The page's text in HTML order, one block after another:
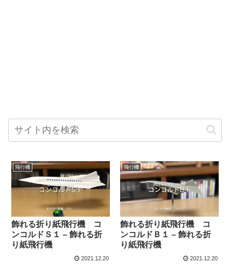
飛行機
飾れる折り紙飛行機 コ
ンコルドＳ１ – 飾れる折
り紙飛行機
2021.12.20
飛行機
飾れる折り紙飛行機 コ
ンコルドＢ１ – 飾れる折
り紙飛行機
2021.12.20